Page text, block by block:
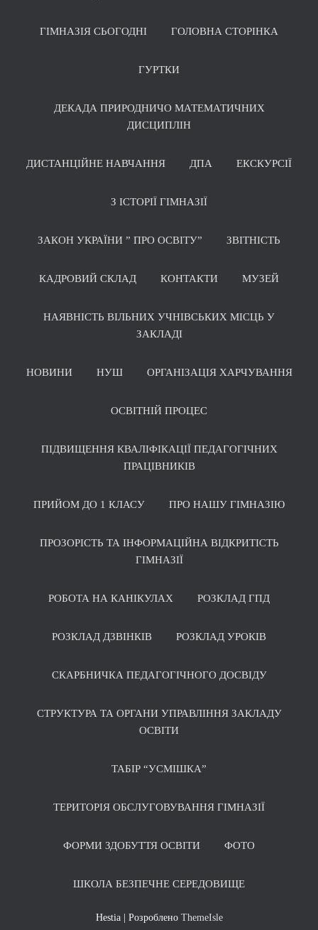
ГІМНАЗІЯ СЬОГОДНІ ГОЛОВНА СТОРІНКА
ГУРТКИ
ДЕКАДА ПРИРОДНИЧО МАТЕМАТИЧНИХ
ДИСЦИПЛІН
ДИСТАНЦІЙНЕ НАВЧАННЯ ДПА ЕКСКУРСІЇ
З ІСТОРІЇ ГІМНАЗІЇ
ЗАКОН УКРАЇНИ ” ПРО ОСВІТУ” ЗВІТНІСТЬ
КАДРОВИЙ СКЛАД КОНТАКТИ МУЗЕЙ
НАЯВНІСТЬ ВІЛЬНИХ УЧНІВСЬКИХ МІСЦЬ У
ЗАКЛАДІ
НОВИНИ НУШ ОРГАНІЗАЦІЯ ХАРЧУВАННЯ
ОСВІТНІЙ ПРОЦЕС
ПІДВИЩЕННЯ КВАЛІФІКАЦІЇ ПЕДАГОГІЧНИХ
ПРАЦІВНИКІВ
ПРИЙОМ ДО 1 КЛАСУ ПРО НАШУ ГІМНАЗІЮ
ПРОЗОРІСТЬ ТА ІНФОРМАЦІЙНА ВІДКРИТІСТЬ
ГІМНАЗІЇ
РОБОТА НА КАНІКУЛАХ РОЗКЛАД ГПД
РОЗКЛАД ДЗВІНКІВ РОЗКЛАД УРОКІВ
СКАРБНИЧКА ПЕДАГОГІЧНОГО ДОСВІДУ
СТРУКТУРА ТА ОРГАНИ УПРАВЛІННЯ ЗАКЛАДУ
ОСВІТИ
ТАБІР “УСМІШКА”
ТЕРИТОРІЯ ОБСЛУГОВУВАННЯ ГІМНАЗІЇ
ФОРМИ ЗДОБУТТЯ ОСВІТИ ФОТО
ШКОЛА БЕЗПЕЧНЕ СЕРЕДОВИЩЕ
Hestia | Розроблено ThemeIsle